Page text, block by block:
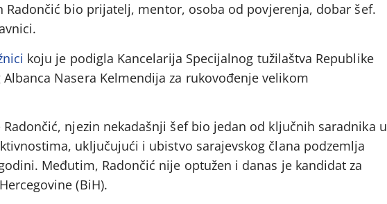
Radončić bio prijatelj, mentor, osoba od povjerenja, dobar šef.
koju je podigla Kancelarija Specijalnog tužilaštva Republike
Nasera Kelmendija za rukovođenje velikom
njezin nekadašnji šef bio jedan od ključnih saradnika u
uključujući i ubistvo sarajevskog člana podzemlja
Međutim, Radončić nije optužen i danas je kandidat za
(BiH).